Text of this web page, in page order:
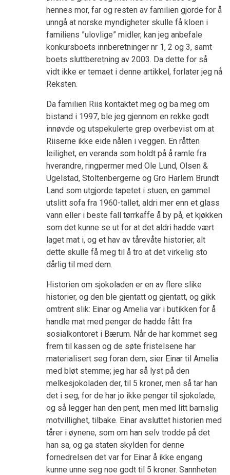
hennes mor, far og resten av familien gjorde for å
unngå at norske myndigheter skulle få kloen i
familiens ”ulovlige” midler, kan jeg anbefale
konkursboets innberetninger nr 1, 2 og 3, samt
boets sluttberetning av 2003. Da dette for så
vidt ikke er temaet i denne artikkel, forlater jeg nå
Reksten.
Da familien Riis kontaktet meg og ba meg om
bistand i 1997, ble jeg gjennom en rekke godt
innøvde og utspekulerte grep overbevist om at
Riiserne ikke eide nålen i veggen. En råtten
leilighet, en veranda som holdt på å ramle fra
hverandre, ringpermer med Ole Lund, Olsen &
Ugelstad, Stoltenbergerne og Gro Harlem Brundt
Land som utgjorde tapetet i stuen, en gammel
utslitt sofa fra 1960-tallet, aldri mer enn et glass
vann eller i beste fall tørrkaffe å by på, et kjøkken
som det kunne se ut for at det aldri hadde vært
laget mat i, og et hav av tårevåte historier, alt
dette skulle få meg til å tro at det virkelig sto
dårlig til med dem.
Historien om sjokoladen er en av flere slike
historier, og den ble gjentatt og gjentatt, og gikk
omtrent slik: Einar og Amelia var i butikken for å
handle mat med penger de hadde fått fra
sosialkontoret i Bærum. Når de har kommet seg
frem til kassen og de søte fristelsene har
materialisert seg foran dem, sier Einar til Amelia
med bløt stemme; jeg har så lyst på den
melkesjokoladen der, til 5 kroner, men så tar han
det i seg, for de har jo ikke penger til sjokolade,
og så legger han den pent, men med litt barnslig
motvillighet, tilbake. Einar avsluttet historien med
tårer i øynene, som om han selv trodde på det
han sa, og ga staten skylden for denne
fornedrelsen det var for Einar å ikke engang
kunne unne seg noe godt til 5 kroner. Sannheten